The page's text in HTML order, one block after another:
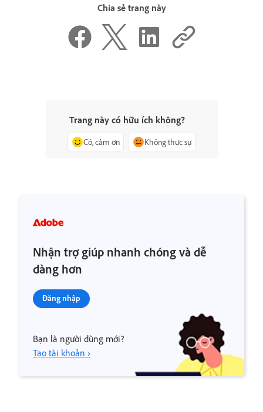
Chia sẻ trang này
Trang này có hữu ích không?
Có, cảm ơn Không thực sự
Nhận trợ giúp nhanh chóng và dễ
dàng hơn
Đăng nhập
Bạn là người dùng mới?
Tạo tài khoản ›